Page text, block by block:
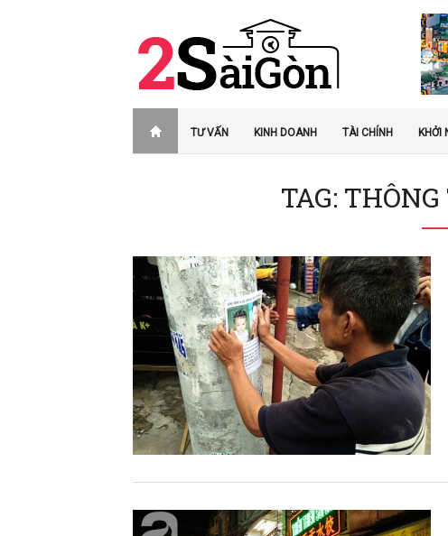
TƯ VẤN KINH DOANH TÀI CHÍNH KHỞI
TAG: